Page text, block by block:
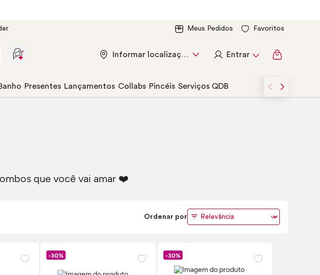
Meus Pedidos Favoritos
Informar localização Entrar
Presentes Lançamentos Collabs Pincéis Serviços QDB
que você vai amar ❤️
Ordenar por
-30% -30%